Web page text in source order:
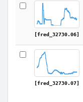
[fred_32730.06]
[fred_32730.07]